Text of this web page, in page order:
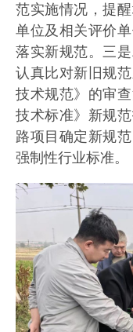
范实施情况，提
单位及相关评价
落实新规范。三
认真比对新旧规
技术规范》的审
技术标准》新规
路项目确定新规
强制性行业标准。